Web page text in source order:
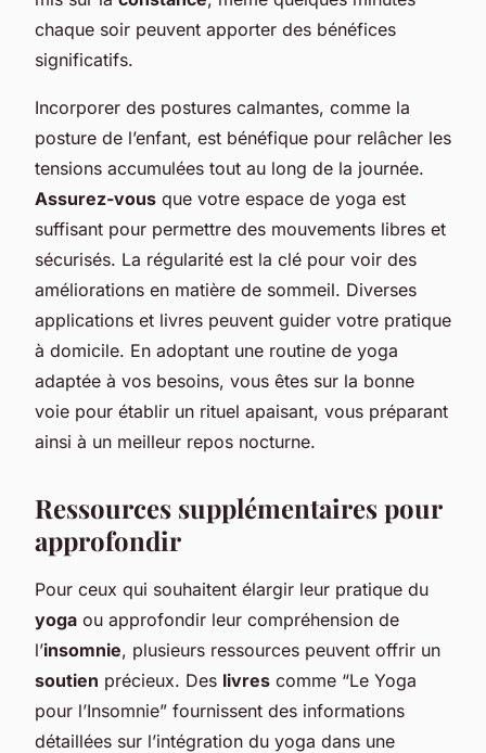
chaque soir peuvent apporter des bénéfices
significatifs.
Incorporer des postures calmantes, comme la
posture de l’enfant, est bénéfique pour relâcher les
tensions accumulées tout au long de la journée.
Assurez-vous que votre espace de yoga est
suffisant pour permettre des mouvements libres et
sécurisés. La régularité est la clé pour voir des
améliorations en matière de sommeil. Diverses
applications et livres peuvent guider votre pratique
à domicile. En adoptant une routine de yoga
adaptée à vos besoins, vous êtes sur la bonne
voie pour établir un rituel apaisant, vous préparant
ainsi à un meilleur repos nocturne.
Ressources supplémentaires pour
approfondir
Pour ceux qui souhaitent élargir leur pratique du
yoga ou approfondir leur compréhension de
l’insomnie, plusieurs ressources peuvent offrir un
soutien précieux. Des livres comme “Le Yoga
pour l’Insomnie” fournissent des informations
détaillées sur l’intégration du yoga dans une